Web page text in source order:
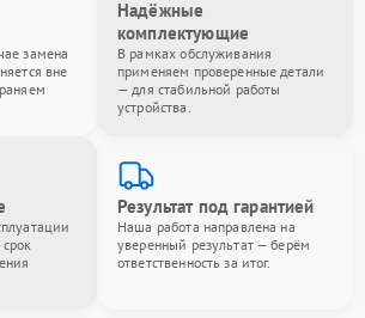
замена
вне
Надёжные
комплектующие
В рамках обслуживания
применяем проверенные детали
— для стабильной работы
устройства.
Результат под гарантией
Наша работа направлена на
уверенный результат — берём
ответственность за итог.